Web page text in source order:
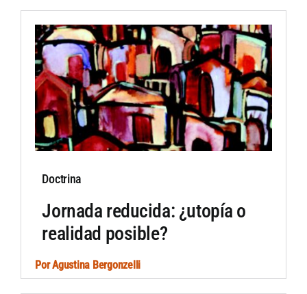
Doctrina
Jornada reducida: ¿utopía o
realidad posible?
PorAgustina Bergonzelli